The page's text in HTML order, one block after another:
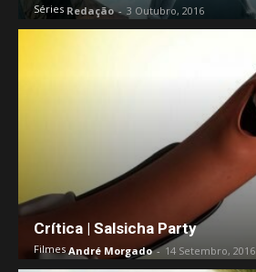
Séries Redação- 3 Outubro, 2016
Crítica | Salsicha Party
Filmes André Morgado - 14 Setembro, 2016